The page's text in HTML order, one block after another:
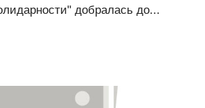
добралась до...